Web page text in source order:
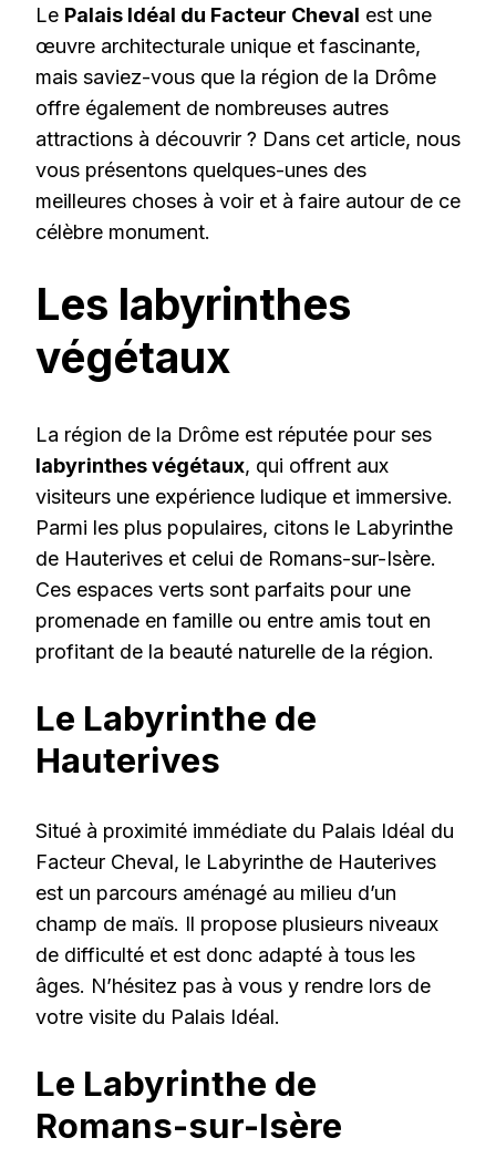
Le Palais Idéal du Facteur Cheval est une
œuvre architecturale unique et fascinante,
mais saviez-vous que la région de la Drôme
offre également de nombreuses autres
attractions à découvrir ? Dans cet article, nous
vous présentons quelques-unes des
meilleures choses à voir et à faire autour de ce
célèbre monument.
Les labyrinthes
végétaux
La région de la Drôme est réputée pour ses
labyrinthes végétaux, qui offrent aux
visiteurs une expérience ludique et immersive.
Parmi les plus populaires, citons le Labyrinthe
de Hauterives et celui de Romans-sur-Isère.
Ces espaces verts sont parfaits pour une
promenade en famille ou entre amis tout en
profitant de la beauté naturelle de la région.
Le Labyrinthe de
Hauterives
Situé à proximité immédiate du Palais Idéal du
Facteur Cheval, le Labyrinthe de Hauterives
est un parcours aménagé au milieu d’un
champ de maïs. Il propose plusieurs niveaux
de difficulté et est donc adapté à tous les
âges. N’hésitez pas à vous y rendre lors de
votre visite du Palais Idéal.
Le Labyrinthe de
Romans-sur-Isère